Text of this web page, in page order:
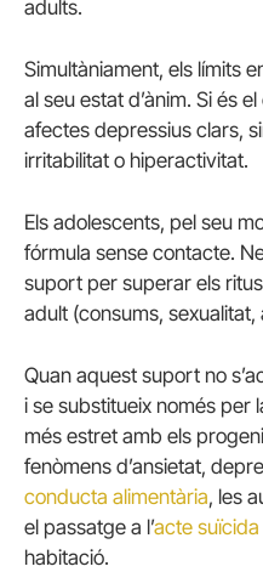
adults.
Simultàniament, els límits
al seu estat d’ànim. Si és
afectes depressius clars,
irritabilitat o hiperactivitat.
Els adolescents, pel seu
fórmula sense contacte.
suport per superar els
adult (consums,
Quan aquest suport no
i se substitueix només per
més estret amb els
fenòmens d’ansietat,
conducta alimentària, les
el passatge a l’acte suïcida
habitació.